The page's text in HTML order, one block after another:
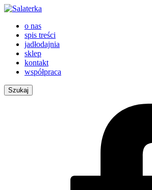
o nas
spis treści
jadłodajnia
sklep
kontakt
współpraca
Szukaj